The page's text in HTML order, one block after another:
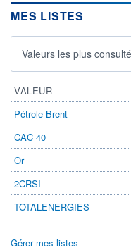
MES LISTES
Valeurs les plus
VALEUR
Pétrole Brent
CAC 40
Or
2CRSI
TOTALENERGIES
Gérer mes listes